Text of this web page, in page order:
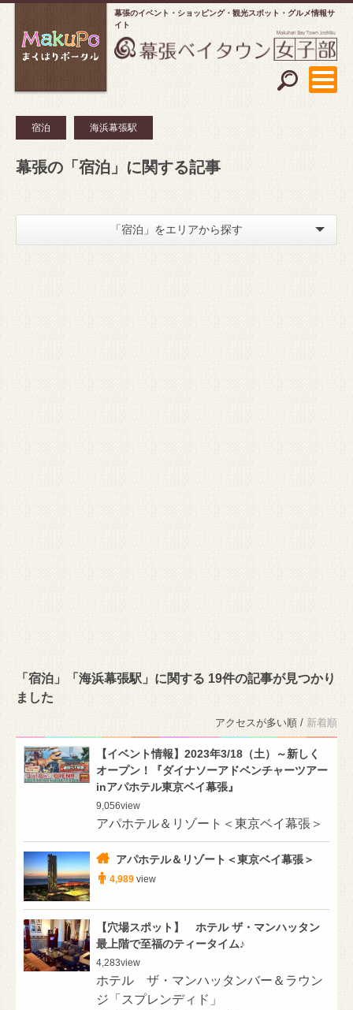
幕張のイベント・ショッピング
観光スポット・グルメ情報サ
イト
宿泊 海浜幕張駅
幕張の「宿泊」に関する記事
「宿泊」をエリアから探す
「宿泊」「海浜幕張駅」に関する 19件の記事が見つかり
ました
アクセスが多い順 / 新着順
【イベント情報】2023年3/18（土）～新しく
オープン！『ダイナソーアドベンチャーツアー
inアパホテル東京ベイ幕張』
9,056view
アパホテル＆リゾート＜東京ベイ幕張＞
アパホテル＆リゾート＜東京ベイ幕張＞
4,989 view
【穴場スポット】 ホテル ザ・マンハッタン
最上階で至福のティータイム♪
4,283view
ホテル ザ・マンハッタンバー＆ラウン
ジ「スプレンディド」